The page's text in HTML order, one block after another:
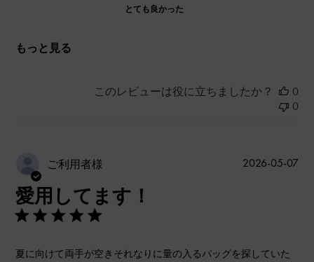
とても良かった
もっと見る
このレビューは役に立ちましたか？
0
0
ご利用者様
愛用してます！
夏に向けて両手が空きそれなりに量の入るバッグを探していた
公
2026-05-07